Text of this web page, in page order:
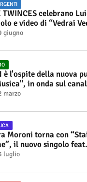
TWINCES celebrano
e video di “Vedrai
giugno
è l'ospite della nuova
in onda sul
Salerno
marzo
Moroni torna con
il nuovo singolo
luglio